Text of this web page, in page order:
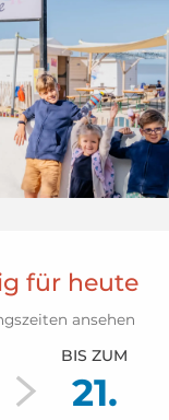
für heute
ansehen
BIS ZUM
21.